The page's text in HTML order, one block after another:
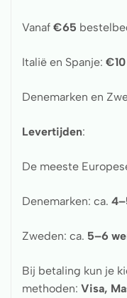
Vanaf €65
Italië en Spanje:
Denemarken en
Levertijden:
De meeste
Denemarken: ca.
Zweden: ca. 5–6
Bij betaling kun je
methoden: Visa,